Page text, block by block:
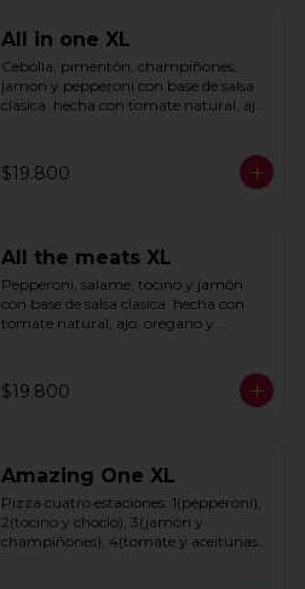
All in one XL
Cebolla, pimentón, champiñones,
jamon y pepperoni con base de salsa
clasica  hecha con tomate natural, ajo,
$19.800
All the meats XL
Pepperoni, salame, tocino y jamón
con base de salsa clasica  hecha con
tomate natural, ajo, oregano y
$19.800
Amazing One XL
Pizza cuatro estaciones: 1(pepperoni),
2(tocino y choclo), 3(jamón y
champiñones), 4(tomate y aceitunas